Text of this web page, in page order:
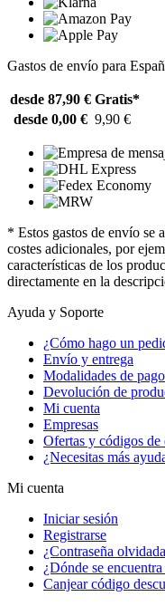
Gastos de envío para
desde 87,90 € Gratis*
desde 0,00 € 9,90 €
* Estos gastos de envío se
costes adicionales, por
características de los
directamente en la
Ayuda y Soporte
¿Cómo hago un
Envío y entrega
Modalidades de pago
Devolución de
Mi cuenta
Empresas
Ofertas y códigos de
¿Necesitas más
Mi cuenta
Iniciar sesión
Registrarse
¿Contraseña
¿Dónde se
Canjear código